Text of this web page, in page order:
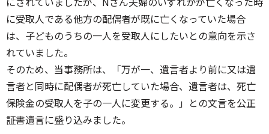
に受取人である他方の配偶者が既に亡くなっていた場合
は、子どものうちの一人を受取人にしたいとの意向を示さ
れていました。
そのため、当事務所は、「万が一、遺言者より前に又は遺
言者と同時に配偶者が死亡していた場合、遺言者は、死亡
保険金の受取人を子の一人に変更する。」との文言を公正
証書遺言に盛り込みました。